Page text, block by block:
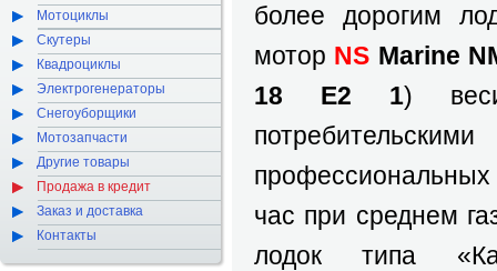
более дорогим
мотор NS Marine
18 E2 1)
час при среднем
лодок типа
Мотоциклы
Скутеры
Квадроциклы
Электрогенераторы
Снегоуборщики
Мотозапчасти
Другие товары
Продажа в кредит
Заказ и доставка
Контакты